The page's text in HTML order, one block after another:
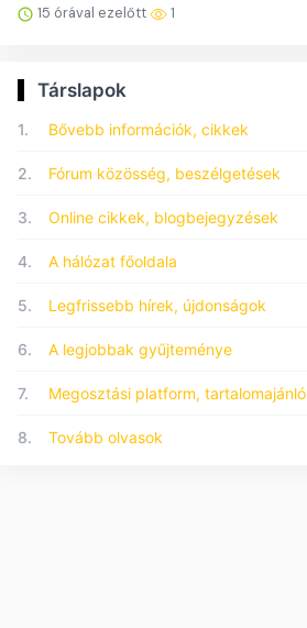
15 órával ezelőtt 1
Társlapok
1. Bővebb információk, cikkek
2. Fórum közösség, beszélgetések
3. Online cikkek, blogbejegyzések
4. A hálózat főoldala
5. Legfrissebb hírek, újdonságok
6. A legjobbak gyűjteménye
7. Megosztási platform, tartalomajánló
8. Tovább olvasok